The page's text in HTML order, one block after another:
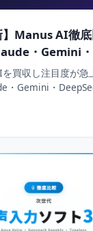
】Manus AI徹底
・Gemini
解説
買収し注目度が急
・Gemini・